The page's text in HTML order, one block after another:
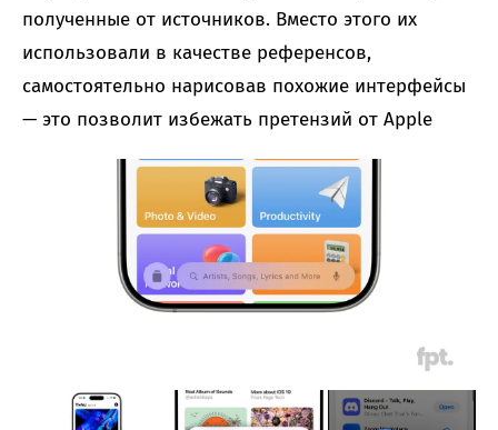
полученные от источников. Вместо этого их
использовали в качестве референсов,
самостоятельно нарисовав похожие интерфейсы
— это позволит избежать претензий от Apple